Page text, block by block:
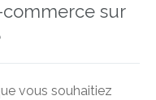
sur
vous souhaitiez